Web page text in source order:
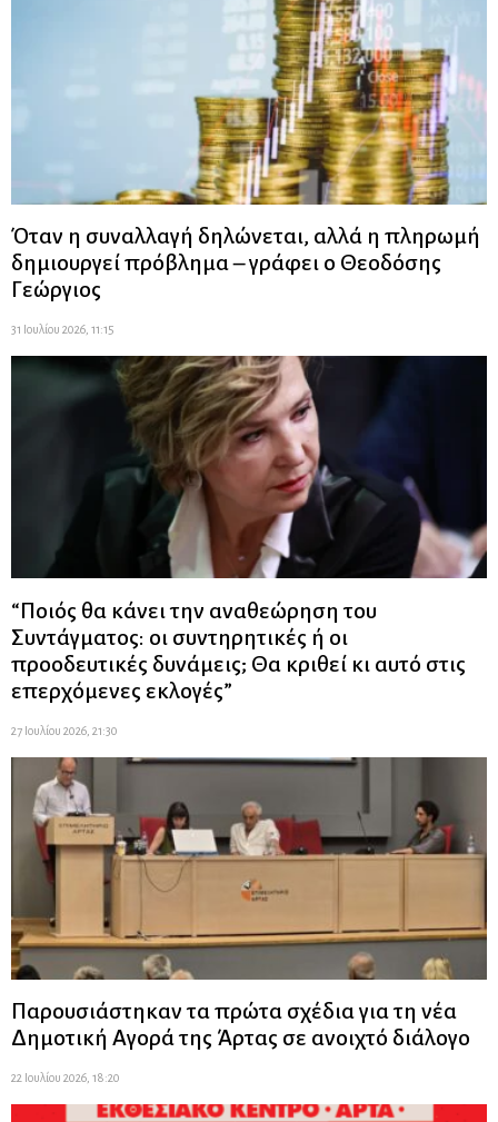
Όταν η συναλλαγή δηλώνεται, αλλά η πληρωμή
δημιουργεί πρόβλημα – γράφει ο Θεοδόσης
Γεώργιος
31 Ιουλίου 2026, 11:15
“Ποιός θα κάνει την αναθεώρηση του
Συντάγματος: οι συντηρητικές ή οι
προοδευτικές δυνάμεις; Θα κριθεί κι αυτό στις
επερχόμενες εκλογές”
27 Ιουλίου 2026, 21:30
Παρουσιάστηκαν τα πρώτα σχέδια για τη νέα
Δημοτική Αγορά της Άρτας σε ανοιχτό διάλογο
22 Ιουλίου 2026, 18:20